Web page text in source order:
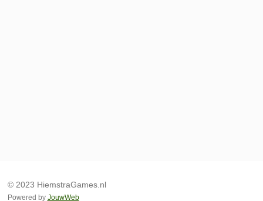
© 2023 HiemstraGames.nl
Powered by JouwWeb